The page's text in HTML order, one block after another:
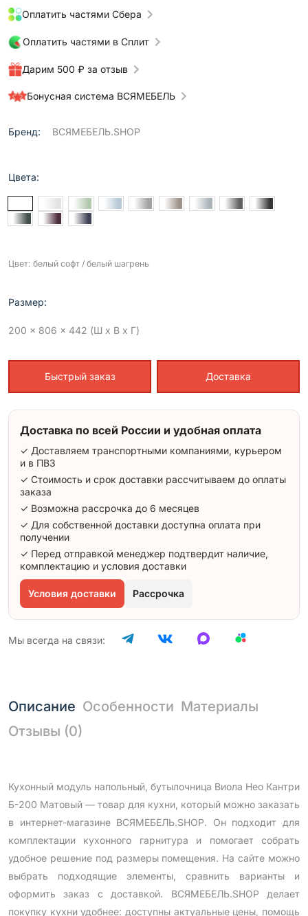
Оплатить частями Сбера
Оплатить частями в Сплит
Дарим 500 ₽ за отзыв
Бонусная система ВСЯМЕБЕЛЬ
Бренд: ВСЯМЕБЕЛЬ.SHOP
Цвета:
Цвет: белый софт / белый шагрень
Размер:
200 x 806 x 442 (Ш x В x Г)
Быстрый заказ Доставка
Доставка по всей России и удобная оплата
✓ Доставляем транспортными компаниями, курьером
и в ПВЗ
✓ Стоимость и срок доставки рассчитываем до оплаты
заказа
✓ Возможна рассрочка до 6 месяцев
✓ Для собственной доставки доступна оплата при
получении
✓ Перед отправкой менеджер подтвердит наличие,
комплектацию и условия доставки
Условия доставки Рассрочка
Мы всегда на связи:
Описание Особенности Материалы
Отзывы (0)
Кухонный модуль напольный, бутылочница Виола Нео Кантри
Б-200 Матовый — товар для кухни, который можно заказать
в интернет-магазине ВСЯМЕБЕЛЬ.SHOP. Он подходит для
комплектации кухонного гарнитура и помогает собрать
удобное решение под размеры помещения. На сайте можно
выбрать подходящие элементы, сравнить варианты и
оформить заказ с доставкой. ВСЯМЕБЕЛЬ.SHOP делает
покупку кухни удобнее: доступны актуальные цены, помощь